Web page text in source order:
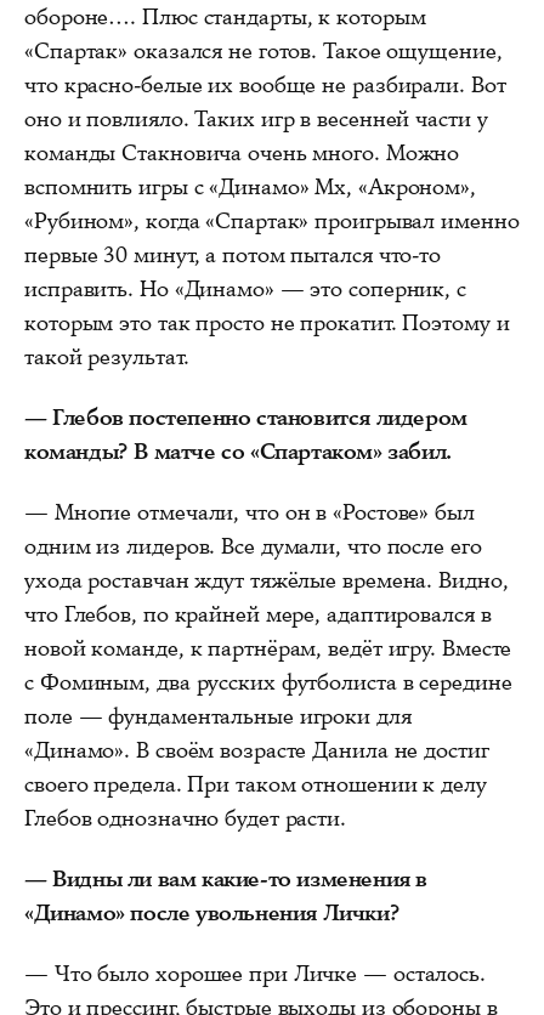
обороне…. Плюс стандарты, к которым
«Спартак» оказался не готов. Такое ощущение,
что красно-белые их вообще не разбирали. Вот
оно и повлияло. Таких игр в весенней части у
команды Стакновича очень много. Можно
вспомнить игры с «Динамо» Мх, «Акроном»,
«Рубином», когда «Спартак» проигрывал именно
первые 30 минут, а потом пытался что-то
исправить. Но «Динамо» — это соперник, с
которым это так просто не прокатит. Поэтому и
такой результат.
— Глебов постепенно становится лидером
команды? В матче со «Спартаком» забил.
— Многие отмечали, что он в «Ростове» был
одним из лидеров. Все думали, что после его
ухода роставчан ждут тяжёлые времена. Видно,
что Глебов, по крайней мере, адаптировался в
новой команде, к партнёрам, ведёт игру. Вместе
с Фоминым, два русских футболиста в середине
поле — фундаментальные игроки для
«Динамо». В своём возрасте Данила не достиг
своего предела. При таком отношении к делу
Глебов однозначно будет расти.
— Видны ли вам какие-то изменения в
«Динамо» после увольнения Лички?
— Что было хорошее при Личке — осталось.
Это и прессинг, быстрые выходы из обороны в